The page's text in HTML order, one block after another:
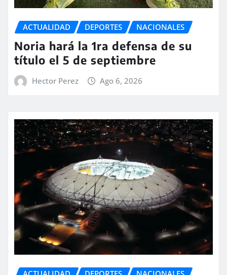
ACTUALIDAD DEPORTES NACIONALES
Noria hará la 1ra defensa de su
título el 5 de septiembre
Hector Perez Ago 6, 2026